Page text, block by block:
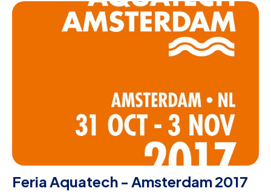
Feria Aquatech - Amsterdam 2017